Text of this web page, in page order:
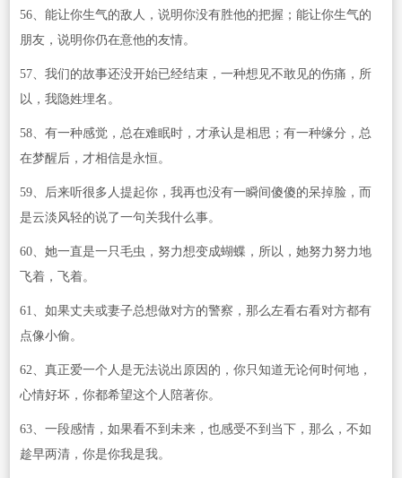
56、能让你生气的敌人，说明你没有胜他的把握；能让你生气的
朋友，说明你仍在意他的友情。
57、我们的故事还没开始已经结束，一种想见不敢见的伤痛，所
以，我隐姓埋名。
58、有一种感觉，总在难眠时，才承认是相思；有一种缘分，总
在梦醒后，才相信是永恒。
59、后来听很多人提起你，我再也没有一瞬间傻傻的呆掉脸，而
是云淡风轻的说了一句关我什么事。
60、她一直是一只毛虫，努力想变成蝴蝶，所以，她努力努力地
飞着，飞着。
61、如果丈夫或妻子总想做对方的警察，那么左看右看对方都有
点像小偷。
62、真正爱一个人是无法说出原因的，你只知道无论何时何地，
心情好坏，你都希望这个人陪著你。
63、一段感情，如果看不到未来，也感受不到当下，那么，不如
趁早两清，你是你我是我。